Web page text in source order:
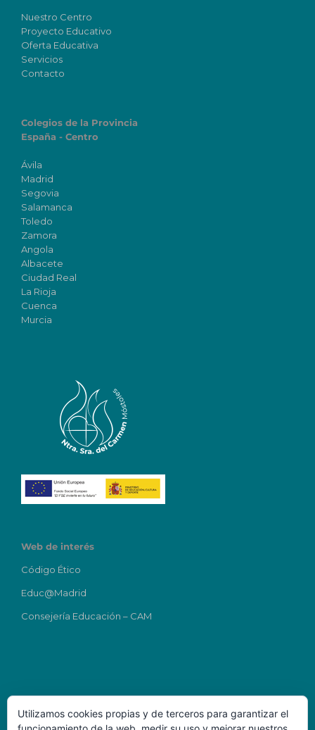
Nuestro Centro
Proyecto Educativo
Oferta Educativa
Servicios
Contacto
Colegios de la Provincia
España - Centro
Ávila
Madrid
Segovia
Salamanca
Toledo
Zamora
Angola
Albacete
Ciudad Real
La Rioja
Cuenca
Murcia
Web de interés
Código Ético
Educ@Madrid
Consejería Educación – CAM
Utilizamos cookies propias y de terceros para garantizar el